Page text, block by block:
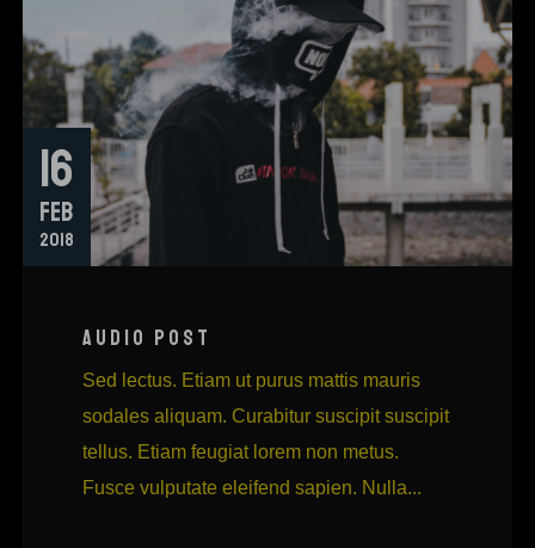
16
FEB
2018
AUDIO POST
Sed lectus. Etiam ut purus mattis mauris
sodales aliquam. Curabitur suscipit suscipit
tellus. Etiam feugiat lorem non metus.
Fusce vulputate eleifend sapien. Nulla...